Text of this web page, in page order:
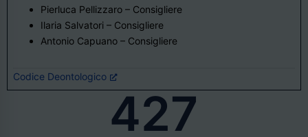
Pierluca Pellizzaro – Consigliere
Ilaria Salvatori – Consigliere
Antonio Capuano – Consigliere
Codice Deontologico
427